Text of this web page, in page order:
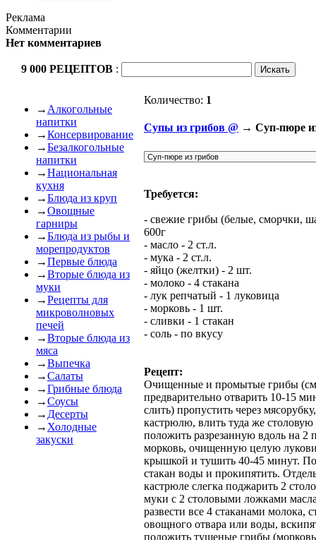
Реклама
Комментарии
Нет комментариев
9 000 РЕЦЕПТОВ :
→ Алкогольные
напитки
→Консервирование
→Безалкогольные
напитки
→Национальная
кухня
→Блюда из круп
→Овощные
гарниры
→Блюда из рыбы и
морепродуктов
→Первые блюда
→Вторые блюда из
муки
→Рецепты для
микроволновых
печей
→Вторые блюда из
мяса
→Выпечка
→Салаты
→Грибные блюда
→Соусы
→ Десерты
→ Холодные
закуски
Количество: 1
Cупы из грибов @ → Суп-пюре
Требуется:
- свежие грибы (белые, сморчки,
600г
- масло - 2 ст.л.
- мука - 2 ст.л.
- яйцо (желтки) - 2 шт.
- молоко - 4 стакана
- лук репчатый - 1 луковица
- морковь - 1 шт.
- сливки - 1 стакан
- соль - по вкусу
Рецепт:
Очищенные и промытые грибы
предварительно отварить 10-15
слить) пропустить через
кастрюлю, влить туда же
положить разрезанную вдоль на 2
морковь, очищенную целую
крышкой и тушить 40-45 минут.
стакан воды и прокипятить.
кастрюле слегка поджарить 2
муки с 2 столовыми ложками
развести все 4 стаканами молока,
овощного отвара или воды,
положить тушеные грибы